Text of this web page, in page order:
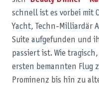
schnell ist es vorbei mit
Yacht, Techn-Milliardär
Suite aufgefunden und
passiert ist. Wie
ersten bemannten Flug
Prominenz bis hin zu